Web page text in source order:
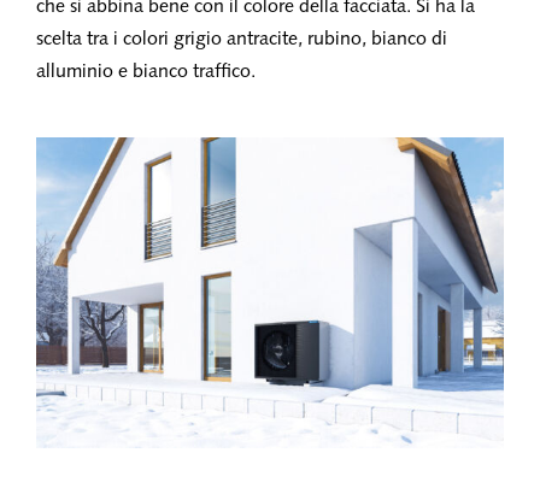
che si abbina bene con il colore della facciata. Si ha la
scelta tra i colori grigio antracite, rubino, bianco di
alluminio e bianco traffico.